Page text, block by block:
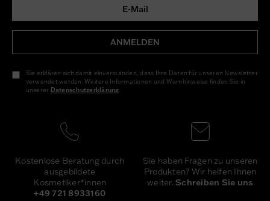
ANMELDEN
Sie erklären sich damit einverstanden, dass Ihre Daten für unseren Newsletter
verwendet werden. Weitere Informationen und Warnhinweise finden Sie in
unserer Daten­schutz­erklärung
Kostenlose Beratung durch
ausgebildete
Kosmetiker*innen
+49 721 8933160
Sie haben Fragen zu unseren
Produkten? Wir helfen Ihnen
weiter. Schreiben Sie uns